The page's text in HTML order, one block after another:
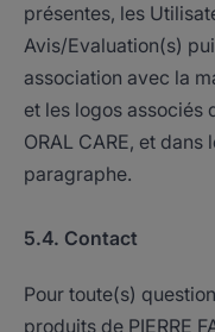
présentes, les
Avis/Evaluation(s)
association avec la
et les logos associés
ORAL CARE, et
paragraphe.
5.4. Contact
Pour toute(s)
produits de PIERRE